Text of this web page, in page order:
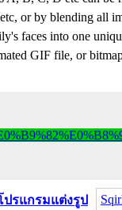
or by blending all
faces into one
GIF file, or
ปรแกรมแต่งรูป